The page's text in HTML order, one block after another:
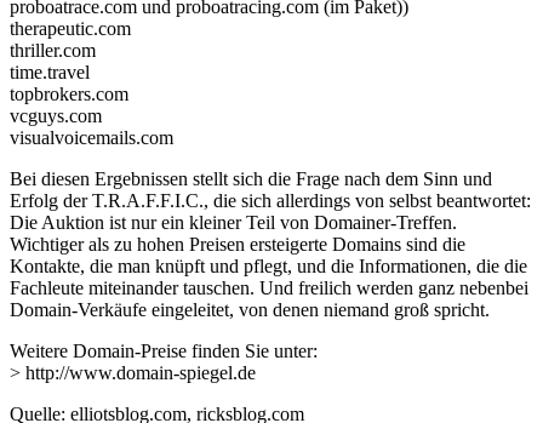
proboatrace.com und proboatracing.com (im Paket))
therapeutic.com
thriller.com
time.travel
topbrokers.com
vcguys.com
visualvoicemails.com
Bei diesen Ergebnissen stellt sich die Frage nach dem Sinn und
Erfolg der T.R.A.F.F.I.C., die sich allerdings von selbst beantwortet:
Die Auktion ist nur ein kleiner Teil von Domainer-Treffen.
Wichtiger als zu hohen Preisen ersteigerte Domains sind die
Kontakte, die man knüpft und pflegt, und die Informationen, die die
Fachleute miteinander tauschen. Und freilich werden ganz nebenbei
Domain-Verkäufe eingeleitet, von denen niemand groß spricht.
Weitere Domain-Preise finden Sie unter:
> http://www.domain-spiegel.de
Quelle: elliotsblog.com, ricksblog.com